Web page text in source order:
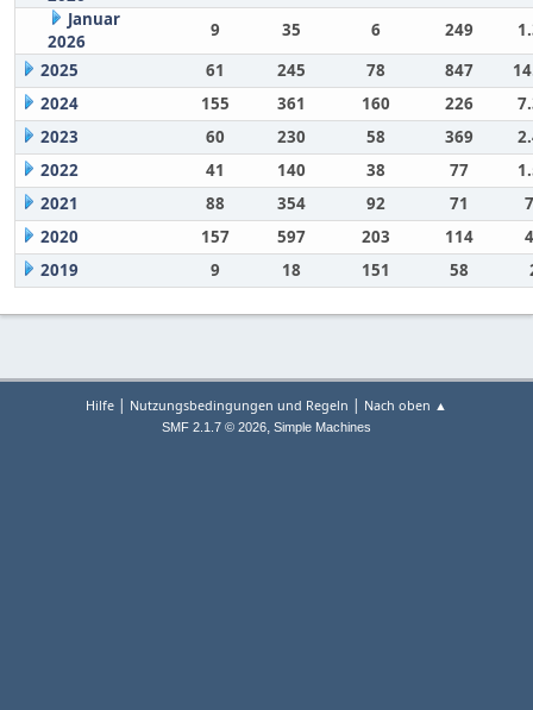
Januar
2026
9 35 6 249
2025
61 245 78 847
2024
155 361 160 226
2023
60 230 58 369
2022
41 140 38 77
2021
88 354 92 71
2020
157 597 203 114
2019
9 18 151 58
Hilfe | Nutzungsbedingungen und Regeln | Nach oben ▲
SMF 2.1.7 © 2026, Simple Machines